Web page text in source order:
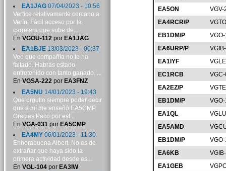
EA5ON
VGV-
EA4RCR/P
EB1DM/P
EA6URP/P
EA1IYF
EC1RCB
EA2EZ/P
EB1DM/P
EA1QL
EA5AMD
EB1DM/P
EA6KB
EA1GEB
EA1JAG07/04/2023 - 10:56
Vertice relativamente cercano a
Verín. Fácil acceso por la
carretera que sube de...
En VGOU-112por EA1JAG
EA1BJE13/03/2023 - 00:37
Veo que compañía no te ha
faltado. Habrás estado
entretenido con tanto ganado. ...
En VGSA-222por EA3FNZ
EA5NU 14/01/2023 - 19:43
Que orgullo siempre poder decir
que a mí me enseñó EA5CMP.
Gracias Paco por est...
En VGA-031 por EA5CMP
EA4MY06/01/2023 - 11:30
Enhorabuena Albert. No es de
extrañar que haya sido la
primera actividad desde es...
En VGL-104por EA3IW